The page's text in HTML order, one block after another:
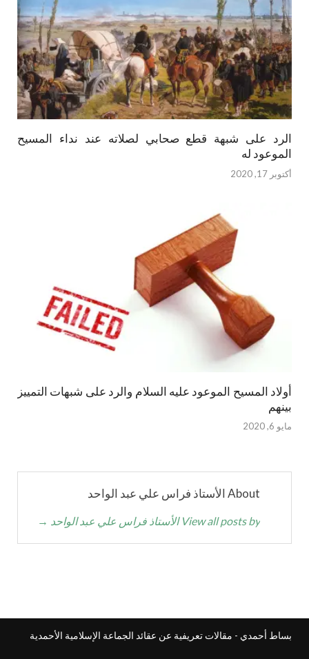
الرد على شبهة قطع صحابي لصلاته عند نداء المسيح
الموعود له
أكتوبر 17, 2020
أولاد المسيح الموعود عليه السلام والرد على شبهات التمييز
بينهم
مايو 6, 2020
About الأستاذ فراس علي عبد الواحد
View all posts by الأستاذ فراس علي عبد الواحد →
بساط أحمدي - مقالات تعريفية عن عقائد الجماعة الإسلامية الأحمدية